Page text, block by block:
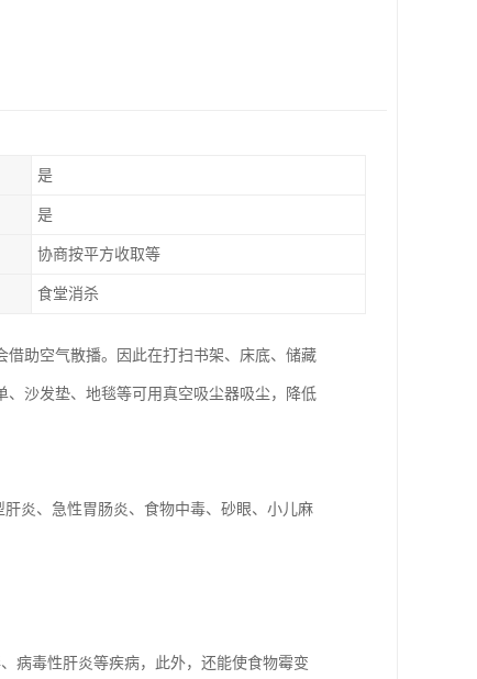
是
是
协商按平方收取等
食堂消杀
助空气散播。因此在打扫书架、床底、储藏
沙发垫、地毯等可用真空吸尘器吸尘，降低
炎、急性胃肠炎、食物中毒、砂眼、小儿麻
病毒性肝炎等疾病，此外，还能使食物霉变